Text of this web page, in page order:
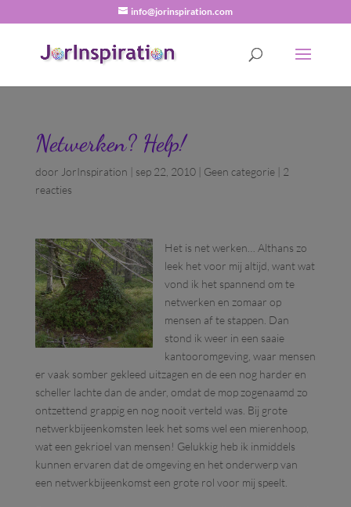
info@jorinspiration.com
Netwerken? Help!
door JorInspiration | sep 22, 2010| Geen categorie| 2
reacties
Het is net werken… Althans zo
leek het voor mij altijd, want wat
vond ik het spannend om te
netwerken en zomaar op
mensen af te stappen. Dan
stond ik weer in een saaie
kantooromgeving, waar mensen
er vaak somber gekleed uitzagen en de een nog harder en
scheller lachte dan de ander, omdat de mop zogenaamd zo
ontzettend grappig en nog nooit verteld was. Bij grote
netwerkbijeenkomsten leek het soms wel een mierenhoop,
wat een gekrioel van mensen! Gelukkig heb ik inmiddels
kunnen ervaren dat de omgeving en het onderwerp van
een netwerkbijeenkomst een grote rol voor mij speelt.